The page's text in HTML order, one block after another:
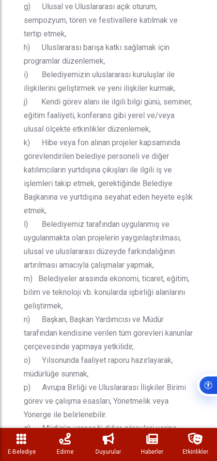
g) Ulusal ve Uluslararası açık oturum,
sempozyum, tören ve festivallere katılmak ve
tertip etmek,
h) Uluslararası barışa katkı sağlamak için
programlar düzenlemek,
i) Belediyemizin uluslararası kuruluşlar ile
ilişkilerini geliştirmek ve yeni ilişkiler kurmak,
j) Kendi görev alanı ile ilgili bilgi günü, seminer,
eğitim faaliyeti, konferans gibi yerel ve/veya
ulusal ölçekte etkinlikler düzenlemek,
k) Hibe veya fon alınan projeler kapsamında
görevlendirilen belediye personeli ve diğer
katılımcıların yurtdışına çıkışları ile ilgili iş ve
işlemleri takip etmek, gerektiğinde Belediye
Başkanına ve yurtdışına seyahat eden heyete eşlik
etmek,
l) Belediyemiz tarafından uygulanmış ve
uygulanmakta olan projelerin yaygınlaştırılması,
ulusal ve uluslararası düzeyde farkındalığının
artırılması amacıyla çalışmalar yapmak,
m) Belediyeler arasında ekonomi, ticaret, eğitim,
bilim ve teknoloji vb. konularda işbirliği alanlarını
geliştirmek,
n) Başkan, Başkan Yardımcısı ve Müdür
tarafından kendisine verilen tüm görevleri kanunlar
çerçevesinde yapmaya yetkilidir,
o) Yılsonunda faaliyet raporu hazırlayarak,
müdürlüğe sunmak,
p) Avrupa Birliği ve Uluslararası İlişkiler Birimi
görev ve çalışma esasları, Yönetmelik veya
Yönerge ile belirlenebilir.
q) Müdürün vereceği diğer görevleri yerine
getirmek.
E-Belediye Edirne Duyurular Haberler Etkinlikler